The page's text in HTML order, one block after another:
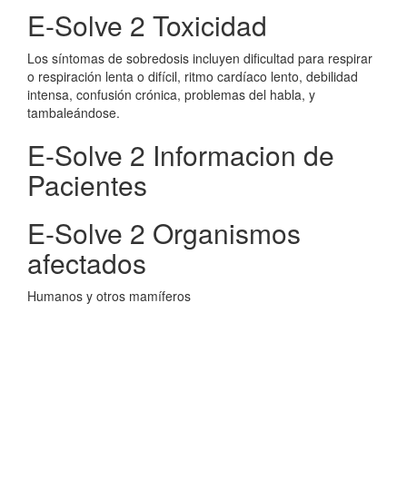
E-Solve 2 Toxicidad
Los síntomas de sobredosis incluyen dificultad para respirar
o respiración lenta o difícil, ritmo cardíaco lento, debilidad
intensa, confusión crónica, problemas del habla, y
tambaleándose.
E-Solve 2 Informacion de
Pacientes
E-Solve 2 Organismos
afectados
Humanos y otros mamíferos